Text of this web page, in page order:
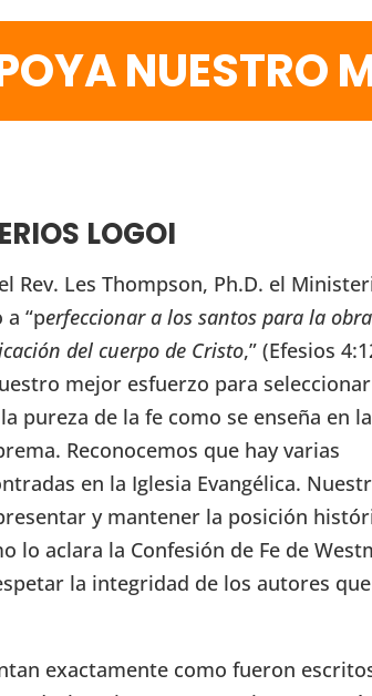
NUESTRO
LOGOI
Rev. Les Thompson, Ph.D. el
a “perfeccionar a los santos para la
del cuerpo de Cristo,” (Efesios
mejor esfuerzo para
pureza de la fe como se enseña en
Reconocemos que hay varias
en la Iglesia Evangélica.
y mantener la posición
lo aclara la Confesión de Fe de
la integridad de los autores
exactamente como fueron